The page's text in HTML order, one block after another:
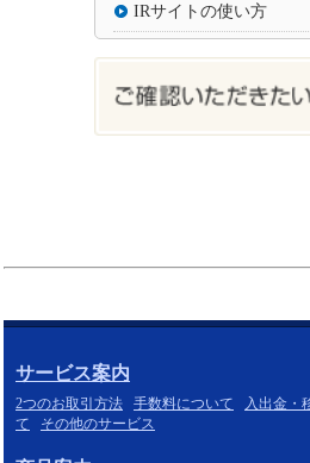
IRサイトの使い方
サービス案内
2つのお取引方法 手数料について 入出金・
て
その他のサービス